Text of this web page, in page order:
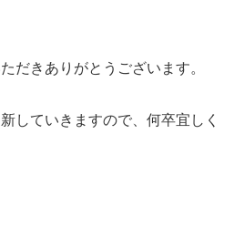
だきありがとうございます。
していきますので、何卒宜しく